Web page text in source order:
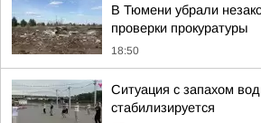
В Тюмени убрали
проверки прокуратуры
18:50
Ситуация с запахом
стабилизируется